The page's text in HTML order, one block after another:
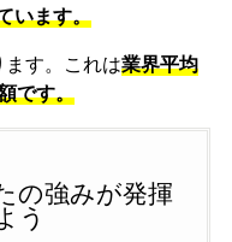
います。
ます。これは業界平均
です。
の強みが発揮
う